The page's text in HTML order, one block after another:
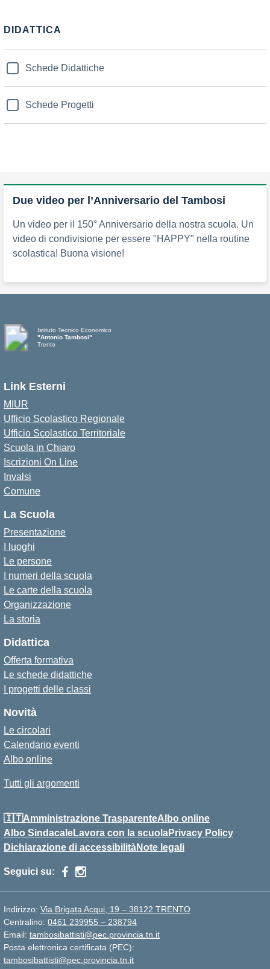
DIDATTICA
Schede Didattiche
Schede Progetti
Due video per l’Anniversario del Tambosi
Un video per il 150° Anniversario della nostra scuola. Un
video di condivisione per essere "HAPPY" nella routine
scolastica! Buona visione!
Istituto Tecnico Economico
"Antonio Tambosi"
Trento
Link Esterni
MIUR
Ufficio Scolastico Regionale
Ufficio Scolastico Territoriale
Scuola in Chiaro
Iscrizioni On Line
Invalsi
Comune
La Scuola
Presentazione
I luoghi
Le persone
I numeri della scuola
Le carte della scuola
Organizzazione
La storia
Didattica
Offerta formativa
Le schede didattiche
I progetti delle classi
Novità
Le circolari
Calendario eventi
Albo online
Tutti gli argomenti
🇮🇹Amministrazione TrasparenteAlbo online
Albo SindacaleLavora con la scuolaPrivacy Policy
Dichiarazione di accessibilitàNote legali
Seguici su:
Indirizzo: Via Brigata Acqui, 19 – 38122 TRENTO
Centralino: 0461 239955 – 238794
Email: tambosibattisti@pec.provincia.tn.it
Posta elettronica certificata (PEC):
tambosibattisti@pec.provincia.tn.it